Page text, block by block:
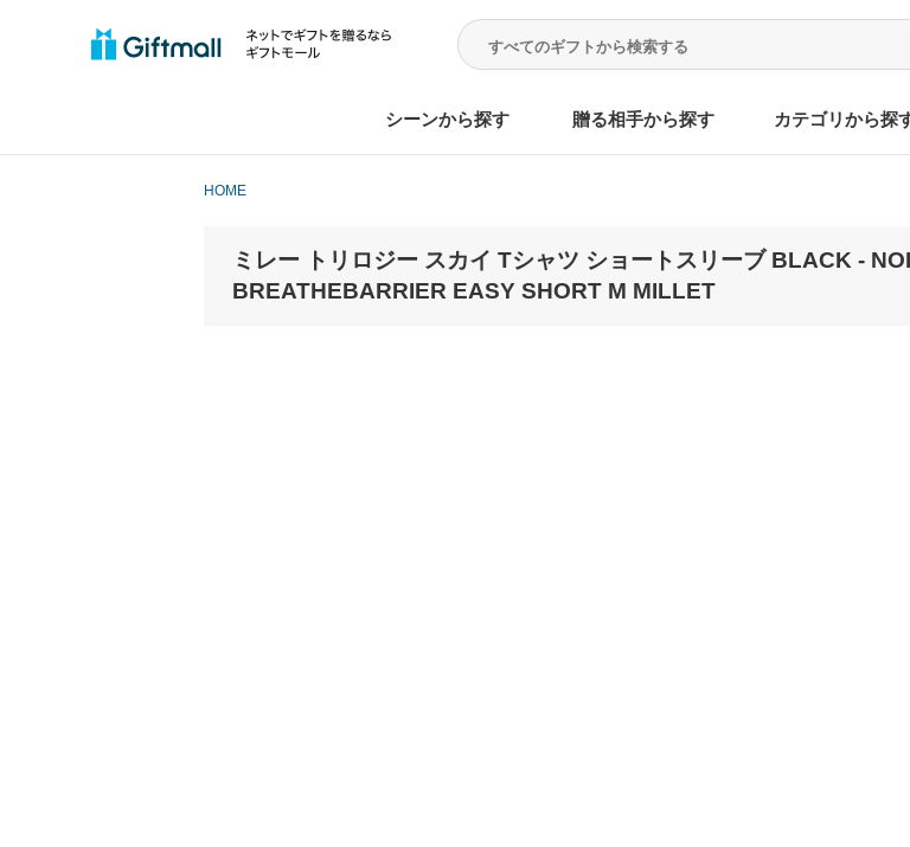
シーンから探す 贈る相手から探す カテゴリから探
HOME
ミレー トリロジー スカイ Tシャツ ショートスリーブ BLACK -
BREATHEBARRIER EASY SHORT M MILLET